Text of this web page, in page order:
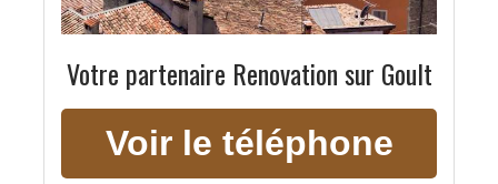
Votre partenaire Renovation sur Goult